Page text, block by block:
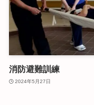
消防避難訓練
2024年5月27日